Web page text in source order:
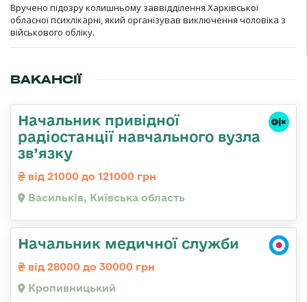
Вручено підозру колишньому заввідділення Харківської
обласної психлікарні, який організував виключення чоловіка з
військового обліку.
ВАКАНСІЇ
Начальник привідної
радіостанції навчального вузла
зв’язку
від 21000 до 121000 грн
Васильків, Київська область
Начальник медичної служби
від 28000 до 30000 грн
Кропивницький